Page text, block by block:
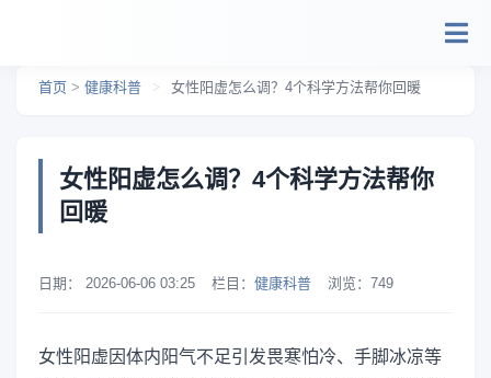
首页 > 健康科普 > 女性阳虚怎么调？4个科学方法帮你回暖
女性阳虚怎么调？4个科学方法帮你
回暖
日期： 2026-06-06 03:25 栏目： 健康科普 浏览： 749
女性阳虚因体内阳气不足引发畏寒怕冷、手脚冰凉等